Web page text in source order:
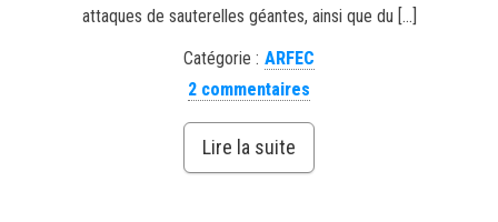
attaques de sauterelles géantes, ainsi que du […]
Catégorie : ARFEC
2 commentaires
Lire la suite